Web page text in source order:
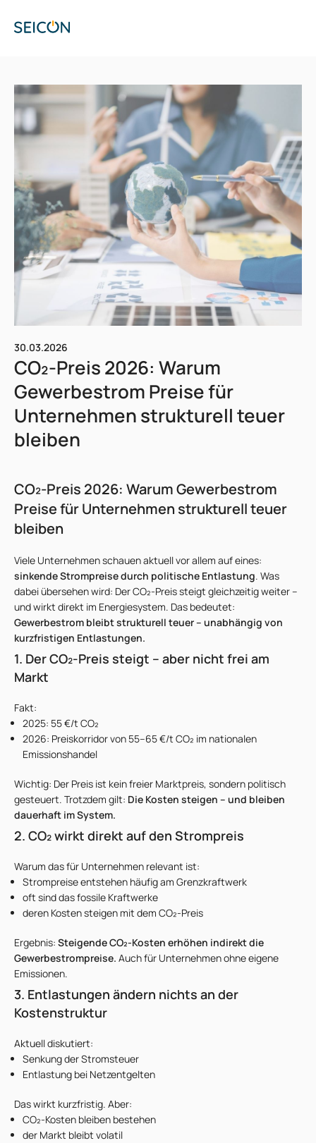
30.03.2026
CO₂-Preis 2026: Warum
Gewerbestrom Preise für
Unternehmen strukturell teuer
bleiben
CO₂-Preis 2026: Warum Gewerbestrom
Preise für Unternehmen strukturell teuer
bleiben
Viele Unternehmen schauen aktuell vor allem auf eines:
sinkende Strompreise durch politische Entlastung. Was
dabei übersehen wird: Der CO₂-Preis steigt gleichzeitig weiter –
und wirkt direkt im Energiesystem. Das bedeutet:
Gewerbestrom bleibt strukturell teuer – unabhängig von
kurzfristigen Entlastungen.
1. Der CO₂-Preis steigt – aber nicht frei am
Markt
Fakt:
2025: 55 €/t CO₂
2026: Preiskorridor von 55–65 €/t CO₂ im nationalen
Emissionshandel
Wichtig: Der Preis ist kein freier Marktpreis, sondern politisch
gesteuert. Trotzdem gilt: Die Kosten steigen – und bleiben
dauerhaft im System.
2. CO₂ wirkt direkt auf den Strompreis
Warum das für Unternehmen relevant ist:
Strompreise entstehen häufig am Grenzkraftwerk
oft sind das fossile Kraftwerke
deren Kosten steigen mit dem CO₂-Preis
Ergebnis: Steigende CO₂-Kosten erhöhen indirekt die
Gewerbestrompreise. Auch für Unternehmen ohne eigene
Emissionen.
3. Entlastungen ändern nichts an der
Kostenstruktur
Aktuell diskutiert:
Senkung der Stromsteuer
Entlastung bei Netzentgelten
Das wirkt kurzfristig. Aber:
CO₂-Kosten bleiben bestehen
der Markt bleibt volatil